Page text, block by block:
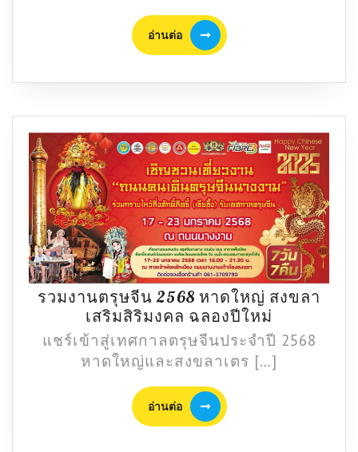
สัตหีบ
เก็บ
ให้
ครบ
อ่านต่อ
อ่าน
ต่อ
รวมงานตรุษจีน 2568 หาดใหญ่ สงขลา
เสริมสิริมงคล ฉลองปีใหม่
งาน
ตรุษ
จีน
แชร์เข้าสู่เทศกาลตรุษจีนประจำปี 2568
หาดใหญ่และสงขลาเตร […]
อ่านต่อ
อ่าน
ต่อ